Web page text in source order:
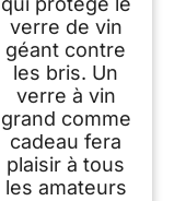
verre de vin
géant contre
les bris. Un
verre à vin
grand comme
cadeau fera
plaisir à tous
les amateurs